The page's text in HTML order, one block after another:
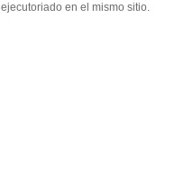
ejecutoriado en el mismo sitio.